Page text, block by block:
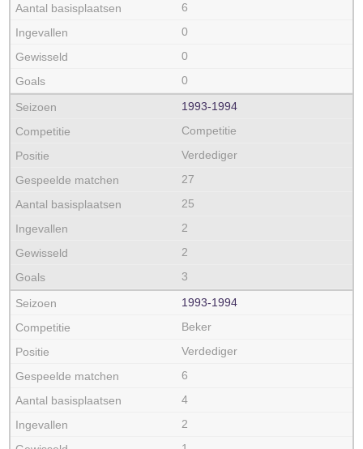
6
0
0
0
1993‑1994
Competitie
Verdediger
27
25
2
2
3
1993‑1994
Beker
Verdediger
6
4
2